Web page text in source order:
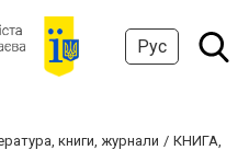
Рус
книги, журнали
КНИГА,